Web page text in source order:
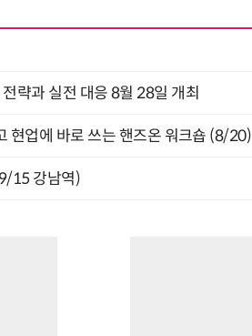
략과 실전 대응 8월 28일 개최
현업에 바로 쓰는 핸즈온 워크숍 (8/20)
15 강남역)